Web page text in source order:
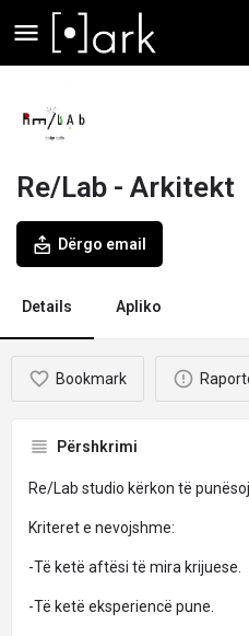
Re/Lab - Arkitekt
Dërgo email
Details Apliko
Bookmark
Përshkrimi
Re/Lab studio kërkon të
Kriteret e nevojshme:
-Të ketë aftësi të mira krijuese.
-Të ketë eksperiencë pune.